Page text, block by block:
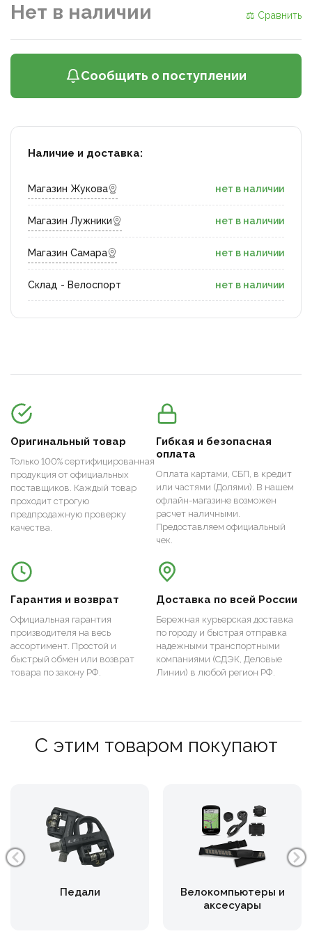
Нет в наличии ⚖ Сравнить
Сообщить о поступлении
Наличие и доставка:
Магазин Жукова нет в наличии
Магазин Лужники нет в наличии
Магазин Самара нет в наличии
Склад - Велоспорт нет в наличии
Оригинальный товар
Только 100% сертифицированная
продукция от официальных
поставщиков. Каждый товар
проходит строгую
предпродажную проверку
качества.
Гибкая и безопасная
оплата
Оплата картами, СБП, в кредит
или частями (Долями). В нашем
офлайн-магазине возможен
расчет наличными.
Предоставляем официальный
чек.
Гарантия и возврат
Официальная гарантия
производителя на весь
ассортимент. Простой и
быстрый обмен или возврат
товара по закону РФ.
Доставка по всей России
Бережная курьерская доставка
по городу и быстрая отправка
надежными транспортными
компаниями (СДЭК, Деловые
Линии) в любой регион РФ.
С этим товаром покупают
Педали
Велокомпьютеры и
аксесуары